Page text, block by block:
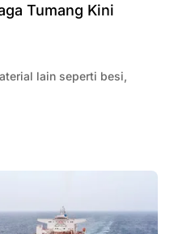
Tumang Kini
lain seperti besi,